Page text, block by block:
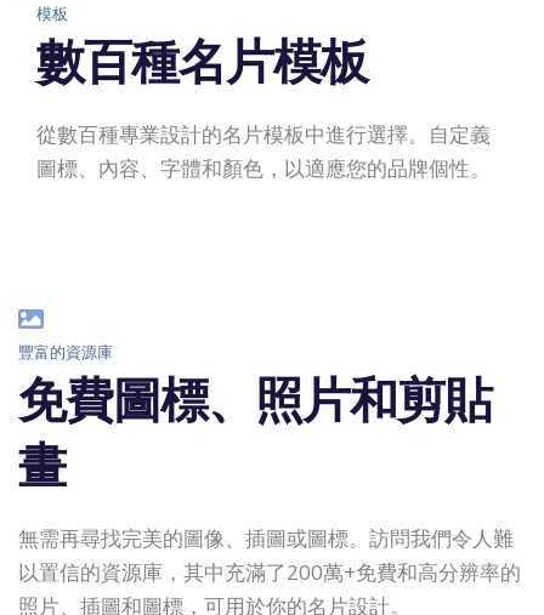
模板
數百種名片模板
從數百種專業設計的名片模板中進行選擇。自定義
圖標、內容、字體和顏色，以適應您的品牌個性。
豐富的資源庫
免費圖標、照片和剪貼
畫
無需再尋找完美的圖像、插圖或圖標。訪問我們令人難
以置信的資源庫，其中充滿了200萬+免費和高分辨率的
照片、插圖和圖標，可用於你的名片設計。